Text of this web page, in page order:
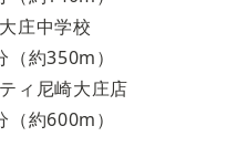
庄中学校
（約350m）
ィ尼崎大庄店
（約600m）